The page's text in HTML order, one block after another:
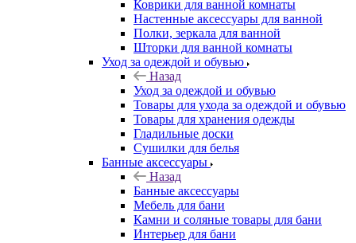
Коврики для ванной комнаты
Настенные аксессуары для ванной
Полки, зеркала для ванной
Шторки для ванной комнаты
Уход за одеждой и обувью
Назад
Уход за одеждой и обувью
Товары для ухода за одеждой и обувью
Товары для хранения одежды
Гладильные доски
Сушилки для белья
Банные аксессуары
Назад
Банные аксессуары
Мебель для бани
Камни и соляные товары для бани
Интерьер для бани